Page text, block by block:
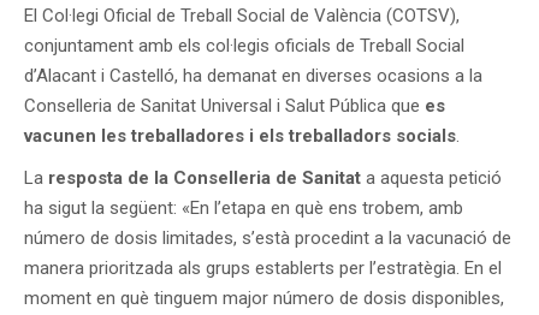
El Col·legi Oficial de Treball Social de València (COTSV),
conjuntament amb els col·legis oficials de Treball Social
d’Alacant i Castelló, ha demanat en diverses ocasions a la
Conselleria de Sanitat Universal i Salut Pública que es
vacunen les treballadores i els treballadors socials.
La resposta de la Conselleria de Sanitat a aquesta petició
ha sigut la següent: «En l’etapa en què ens trobem, amb
número de dosis limitades, s’està procedint a la vacunació de
manera prioritzada als grups establerts per l’estratègia. En el
moment en què tinguem major número de dosis disponibles,